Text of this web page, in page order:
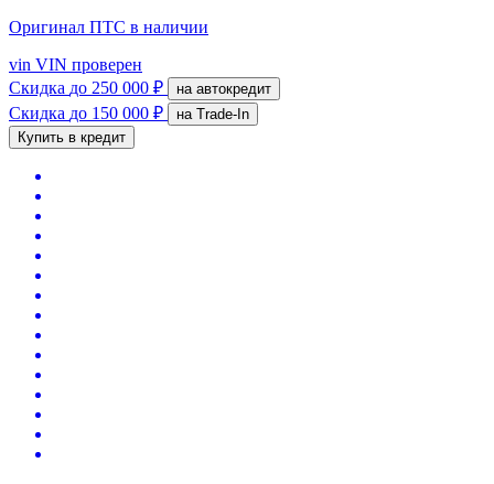
Оригинал ПТС в наличии
vin VIN проверен
Скидка до 250 000 ₽ на автокредит
Скидка до 150 000 ₽
на Trade-In
Купить в кредит